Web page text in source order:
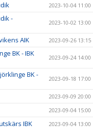
2023-10-04 11:00
-
2023-10-02 13:00
AIK 2023-09-26 13:15
BK - IBK
2023-09-24 14:00
BK -
2023-09-18 17:00
2023-09-09 20:00
2023-09-04 15:00
IBK 2023-09-04 13:00